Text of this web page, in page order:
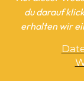
du darauf
erhalten wir